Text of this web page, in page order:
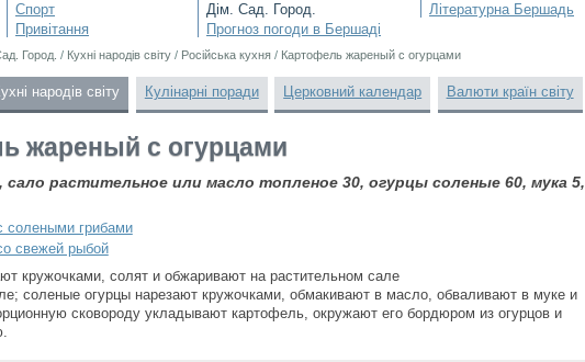
Спорт
Привітання
Дім. Сад. Город.
Прогноз погоди в Бершаді
Літературна Бершадь
Город. / Кухні народів світу / Російська кухня / Картофель жареный с огурцами
народів світу Кулінарні поради Церковний календар Валюти країн світу
жареный с огурцами
растительное или масло топленое 30, огурцы соленые 60, мука 5,
солеными грибами
свежей рыбой
кружочками, солят и обжаривают на растительном сале
соленые огурцы нарезают кружочками, обмакивают в масло, обваливают в муке и
сковороду укладывают картофель, окружают его бордюром из огурцов и